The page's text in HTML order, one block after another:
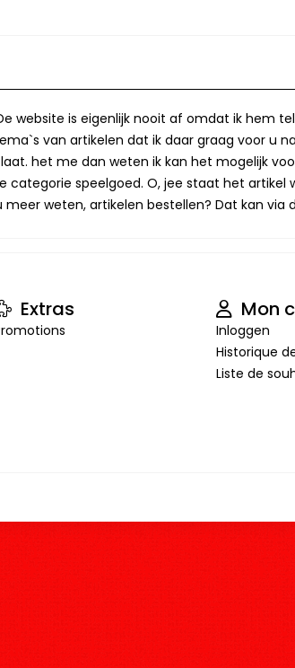
website is eigenlijk nooit af omdat ik hem
van artikelen dat ik daar graag voor u
het me dan weten ik kan het mogelijk
categorie speelgoed. O, jee staat het
weten, artikelen bestellen? Dat kan
Extras Mon
Inloggen
Historique
Liste de